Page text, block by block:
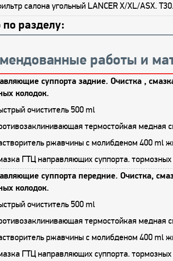
салона угольный LANCER X/XL/ASX.
по разделу:
работы и
суппорта задние. Очистка ,
колодок.
очиститель 500 ml
термостойкая медная
ржавчины с молибденом 400 ml
ГТЦ направляющих суппорта.
суппорта передние. Очистка,
колодок.
очиститель 500 ml
термостойкая медная
ржавчины с молибденом 400 ml
ГТЦ направляющих суппорта.